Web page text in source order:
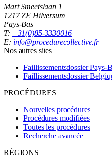
Mart Smeetslaan 1
1217 ZE Hilversum
Pays-Bas
T: +31(0)85-3330016
E: info@procedurecollective.fr
Nos autres sites
Faillissementsdossier Pays-
Faillissementsdossier
PROCÉDURES
Nouvelles procédures
Procédures modifiées
Toutes les procédures
Recherche avancée
RÉGIONS